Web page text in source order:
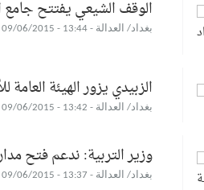
الوقف الشيعي يفتتح
بغداد/ العدالة - 13:44 - 09/06/2015
الزبيدي يزور الهيئة العامة
بغداد/ العدالة - 13:42 - 09/06/2015
وزير التربية: ندعم فتح
بغداد/ العدالة - 13:37 - 09/06/2015